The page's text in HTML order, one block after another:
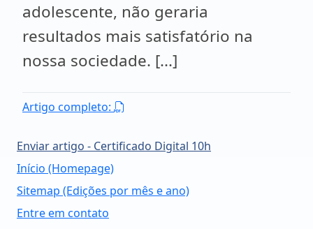
adolescente, não geraria
resultados mais satisfatório na
nossa sociedade. [...]
Artigo completo:
Enviar artigo - Certificado Digital 10h
Início (Homepage)
Sitemap (Edições por mês e ano)
Entre em contato